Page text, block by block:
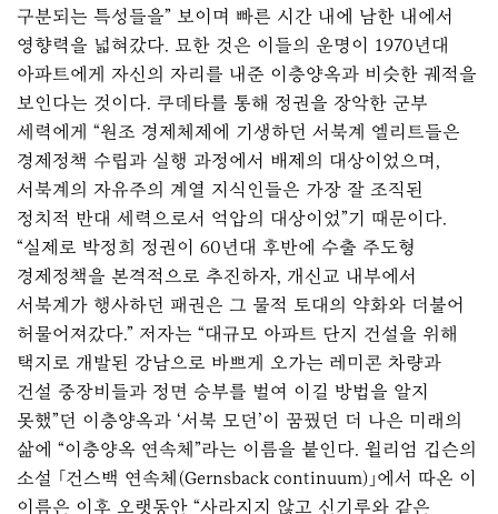
구분되는 특성들을” 보이며 빠른 시간 내에 남한 내에서
영향력을 넓혀갔다. 묘한 것은 이들의 운명이 1970년대
아파트에게 자신의 자리를 내준 이층양옥과 비슷한 궤적을
보인다는 것이다. 쿠데타를 통해 정권을 장악한 군부
세력에게 “원조 경제체제에 기생하던 서북계 엘리트들은
경제정책 수립과 실행 과정에서 배제의 대상이었으며,
서북계의 자유주의 계열 지식인들은 가장 잘 조직된
정치적 반대 세력으로서 억압의 대상이었”기 때문이다.
“실제로 박정희 정권이 60년대 후반에 수출 주도형
경제정책을 본격적으로 추진하자, 개신교 내부에서
서북계가 행사하던 패권은 그 물적 토대의 약화와 더불어
허물어져갔다.” 저자는 “대규모 아파트 단지 건설을 위해
택지로 개발된 강남으로 바쁘게 오가는 레미콘 차량과
건설 중장비들과 정면 승부를 벌여 이길 방법을 알지
못했”던 이층양옥과 ‘서북 모던’이 꿈꿨던 더 나은 미래의
삶에 “이층양옥 연속체”라는 이름을 붙인다. 윌리엄 깁슨의
소설 「건스백 연속체(Gernsback continuum)」에서 따온 이
이름은 이후 오랫동안 “사라지지 않고 신기루와 같은